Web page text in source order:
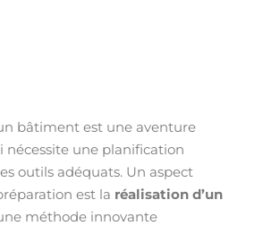
bâtiment est une aventure
nécessite une planification
outils adéquats. Un aspect
est la réalisation d’un
une méthode innovante